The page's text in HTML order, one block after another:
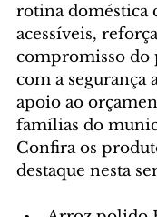
rotina doméstica
acessíveis,
compromisso do
com a segurança
apoio ao
famílias do
Confira os
destaque nesta